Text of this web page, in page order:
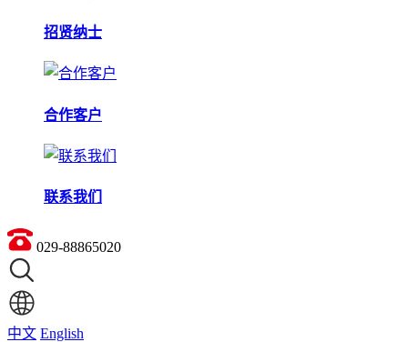
招贤纳士
合作客户
联系我们
029-88865020
中文 English